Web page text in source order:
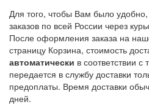
Для того, чтобы Вам было
заказов по всей России через
После оформления заказа на
страницу Корзина, стоимость
автоматически в соответствии
передается в службу доставки
предоплаты. Время доставки
дней.